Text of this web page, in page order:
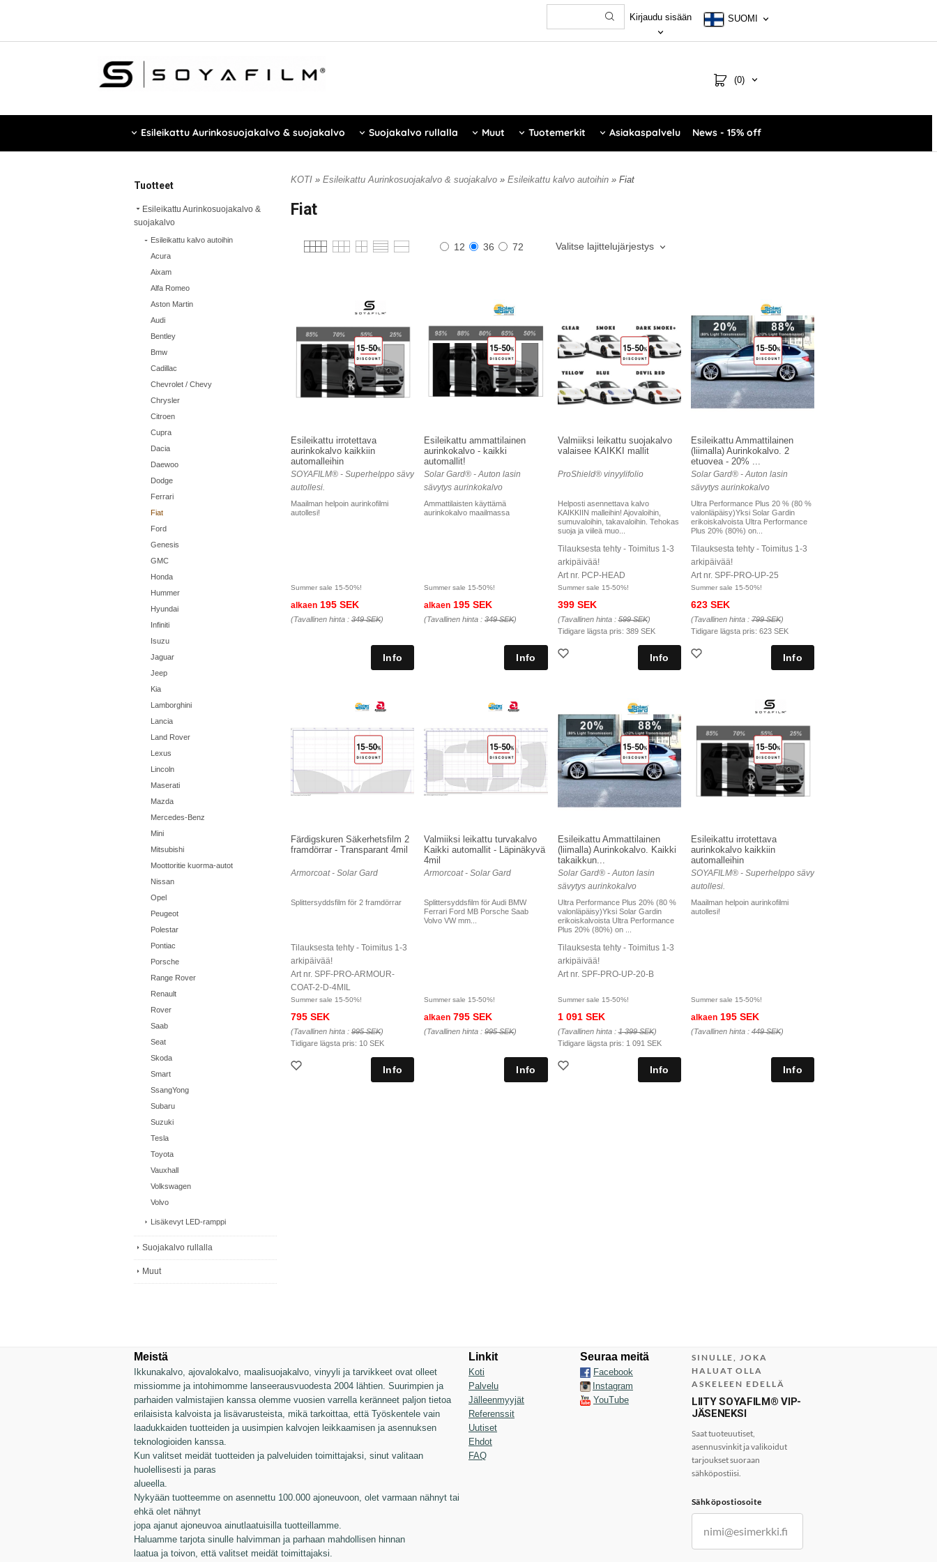
Kirjaudu sisään SUOMI
(0)
Esileikattu Aurinkosuojakalvo & suojakalvo Suojakalvo rullalla Muut Tuotemerkit Asiakaspalvelu News - 15% off
Tuotteet
Esileikattu Aurinkosuojakalvo &
suojakalvo
Esileikattu kalvo autoihin
Acura
Aixam
Alfa Romeo
Aston Martin
Audi
Bentley
Bmw
Cadillac
Chevrolet / Chevy
Chrysler
Citroen
Cupra
Dacia
Daewoo
Dodge
Ferrari
Fiat
Ford
Genesis
GMC
Honda
Hummer
Hyundai
Infiniti
Isuzu
Jaguar
Jeep
Kia
Lamborghini
Lancia
Land Rover
Lexus
Lincoln
Maserati
Mazda
Mercedes-Benz
Mini
Mitsubishi
Moottoritie kuorma-autot
Nissan
Opel
Peugeot
Polestar
Pontiac
Porsche
Range Rover
Renault
Rover
Saab
Seat
Skoda
Smart
SsangYong
Subaru
Suzuki
Tesla
Toyota
Vauxhall
Volkswagen
Volvo
Lisäkevyt LED-ramppi
Suojakalvo rullalla
Muut
KOTI » Esileikattu Aurinkosuojakalvo & suojakalvo » Esileikattu kalvo autoihin » Fiat
Fiat
12 36 72 Valitse lajittelujärjestys
Esileikattu irrotettava
aurinkokalvo kaikkiin
automalleihin
SOYAFILM® - Superhelppo sävy
autollesi.
Maailman helpoin aurinkofilmi
autollesi!
Summer sale 15-50%!
alkaen 195 SEK
(Tavallinen hinta : 349 SEK)
Esileikattu ammattilainen
aurinkokalvo - kaikki
automallit!
Solar Gard® - Auton lasin
sävytys aurinkokalvo
Ammattilaisten käyttämä
aurinkokalvo maailmassa
Summer sale 15-50%!
alkaen 195 SEK
(Tavallinen hinta :349 SEK)
Valmiiksi leikattu suojakalvo
valaisee KAIKKI mallit
ProShield® vinyylifolio
Helposti asennettava kalvo
KAIKKIIN malleihin! Ajovaloihin,
sumuvaloihin, takavaloihin. Tehokas
suoja ja viileä muo...
Tilauksesta tehty - Toimitus 1-3
arkipäivää!
Art nr. PCP-HEAD
Summer sale 15-50%!
399 SEK
(Tavallinen hinta :599 SEK)
Tidigare lägsta pris: 389 SEK
Esileikattu Ammattilainen
(liimalla) Aurinkokalvo. 2
etuovea - 20% ...
Solar Gard® - Auton lasin
sävytys aurinkokalvo
Ultra Performance Plus 20 % (80 %
valonläpäisy)Yksi Solar Gardin
erikoiskalvoista Ultra Performance
Plus 20% (80%) on...
Tilauksesta tehty - Toimitus 1-3
arkipäivää!
Art nr. SPF-PRO-UP-25
Summer sale 15-50%!
623 SEK
(Tavallinen hinta :799 SEK)
Tidigare lägsta pris: 623 SEK
Färdigskuren Säkerhetsfilm 2
framdörrar - Transparant 4mil
Armorcoat - Solar Gard
Splittersyddsfilm för 2 framdörrar
Tilauksesta tehty - Toimitus 1-3
arkipäivää!
Art nr. SPF-PRO-ARMOUR-
COAT-2-D-4MIL
Summer sale 15-50%!
795 SEK
(Tavallinen hinta : 995 SEK)
Tidigare lägsta pris: 10 SEK
Valmiiksi leikattu turvakalvo
Kaikki automallit - Läpinäkyvä
4mil
Armorcoat - Solar Gard
Splittersyddsfilm för Audi BMW
Ferrari Ford MB Porsche Saab
Volvo VW mm...
Summer sale 15-50%!
alkaen 795 SEK
(Tavallinen hinta :995 SEK)
Esileikattu Ammattilainen
(liimalla) Aurinkokalvo. Kaikki
takaikkun...
Solar Gard® - Auton lasin
sävytys aurinkokalvo
Ultra Performance Plus 20% (80 %
valonläpäisy)Yksi Solar Gardin
erikoiskalvoista Ultra Performance
Plus 20% (80%) on ...
Tilauksesta tehty - Toimitus 1-3
arkipäivää!
Art nr. SPF-PRO-UP-20-B
Summer sale 15-50%!
1 091 SEK
(Tavallinen hinta :1 399 SEK)
Tidigare lägsta pris: 1 091 SEK
Esileikattu irrotettava
aurinkokalvo kaikkiin
automalleihin
SOYAFILM® - Superhelppo sävy
autollesi.
Maailman helpoin aurinkofilmi
autollesi!
Summer sale 15-50%!
alkaen195 SEK
(Tavallinen hinta :449 SEK)
Meistä
Ikkunakalvo, ajovalokalvo, maalisuojakalvo, vinyyli ja tarvikkeet ovat olleet
missiomme ja intohimomme lanseerausvuodesta 2004 lähtien. Suurimpien ja
parhaiden valmistajien kanssa olemme vuosien varrella keränneet paljon tietoa
erilaisista kalvoista ja lisävarusteista, mikä tarkoittaa, että Työskentele vain
laadukkaiden tuotteiden ja uusimpien kalvojen leikkaamisen ja asennuksen
teknologioiden kanssa.
Kun valitset meidät tuotteiden ja palveluiden toimittajaksi, sinut valitaan
huolellisesti ja paras
alueella.
Nykyään tuotteemme on asennettu 100.000 ajoneuvoon, olet varmaan nähnyt tai
ehkä olet nähnyt
jopa ajanut ajoneuvoa ainutlaatuisilla tuotteillamme.
Haluamme tarjota sinulle halvimman ja parhaan mahdollisen hinnan
laatua ja toivon, että valitset meidät toimittajaksi.
Linkit
Koti
Palvelu
Jälleenmyyjät
Referenssit
Uutiset
Ehdot
FAQ
Seuraa meitä
Facebook
Instagram
YouTube
SINULLE, JOKA
HALUAT OLLA
ASKELEEN EDELLÄ
LIITY SOYAFILM® VIP-
JÄSENEKSI
Saat tuoteuutiset,
asennusvinkit ja valikoidut
tarjoukset suoraan
sähköpostiisi.
Sähköpostiosoite